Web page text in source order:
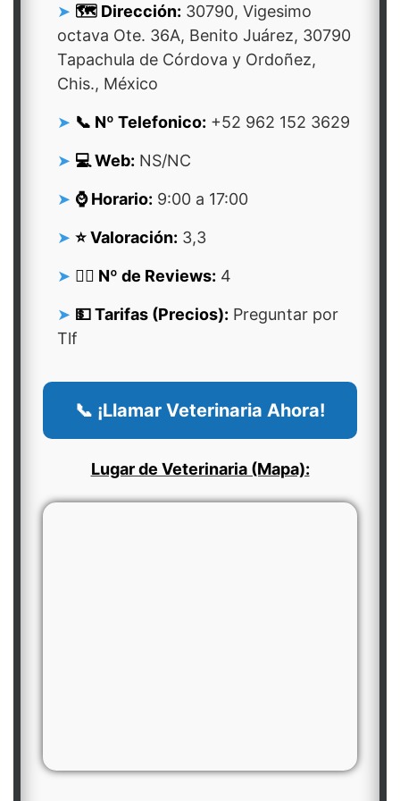
🗺️ Dirección: 30790, Vigesimo
octava Ote. 36A, Benito Juárez, 30790
Tapachula de Córdova y Ordoñez,
Chis., México
📞 Nº Telefonico: +52 962 152 3629
💻 Web: NS/NC
⌚ Horario: 9:00 a 17:00
⭐ Valoración: 3,3
👍🏻 Nº de Reviews: 4
💵 Tarifas (Precios): Preguntar por
Tlf
📞 ¡Llamar Veterinaria Ahora!
Lugar de Veterinaria (Mapa):